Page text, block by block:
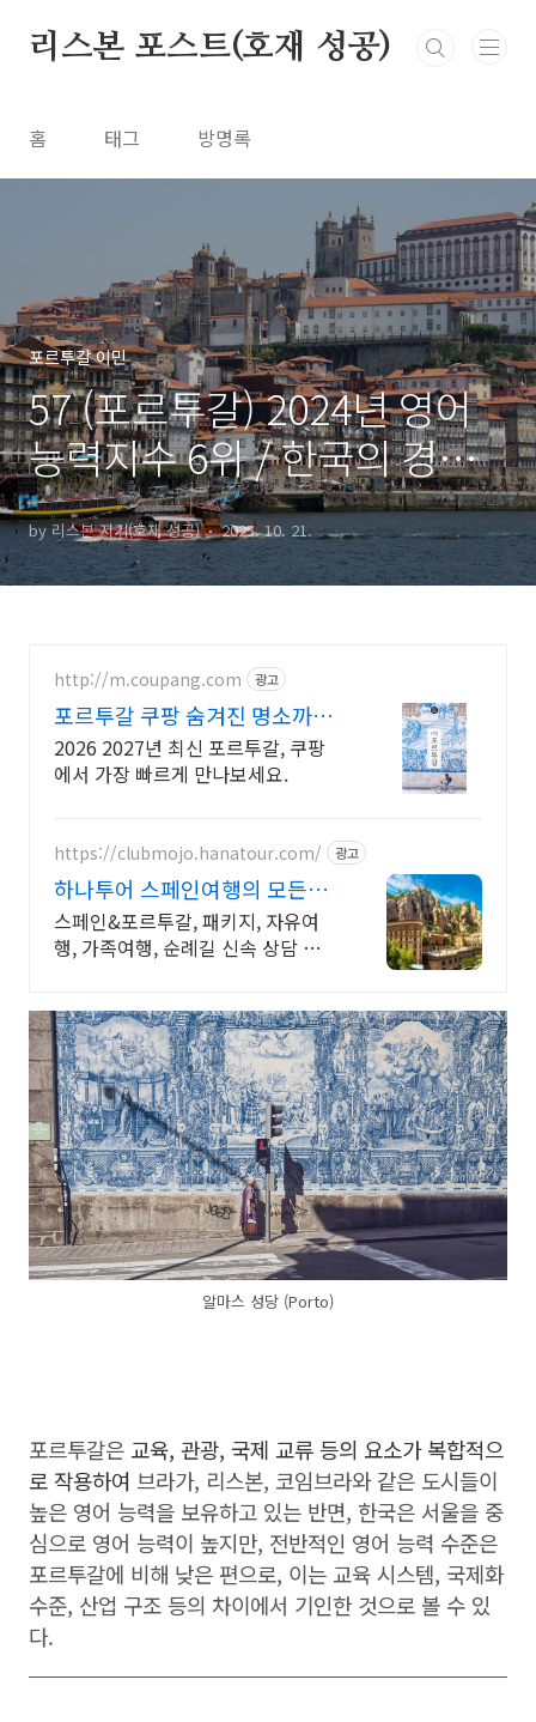
리스본 포스트(호재 성공)
홈 태그 방명록
포르투갈 이민
57 (포르투갈) 2024년 영어
능력지수 6위 / 한국의 경우
30위
by 리스본 지기(호재 성공) 2025. 10. 21.
http://m.coupang.com 광고
포르투갈 쿠팡 숨겨진 명소까지
꼼꼼하게
2026 2027년 최신 포르투갈, 쿠팡
에서 가장 빠르게 만나보세요.
https://clubmojo.hanatour.com/ 광고
하나투어 스페인여행의 모든것
하나투어 공식인증 예약센터
스페인&포르투갈, 패키지, 자유여
행, 가족여행, 순례길 신속 상담 다양
알마스 성당 (Porto)
포르투갈은 교육, 관광, 국제 교류 등의 요소가 복합적으
로 작용하여 브라가, 리스본, 코임브라와 같은 도시들이
높은 영어 능력을 보유하고 있는 반면, 한국은 서울을 중
심으로 영어 능력이 높지만, 전반적인 영어 능력 수준은
포르투갈에 비해 낮은 편으로, 이는 교육 시스템, 국제화
수준, 산업 구조 등의 차이에서 기인한 것으로 볼 수 있
다.